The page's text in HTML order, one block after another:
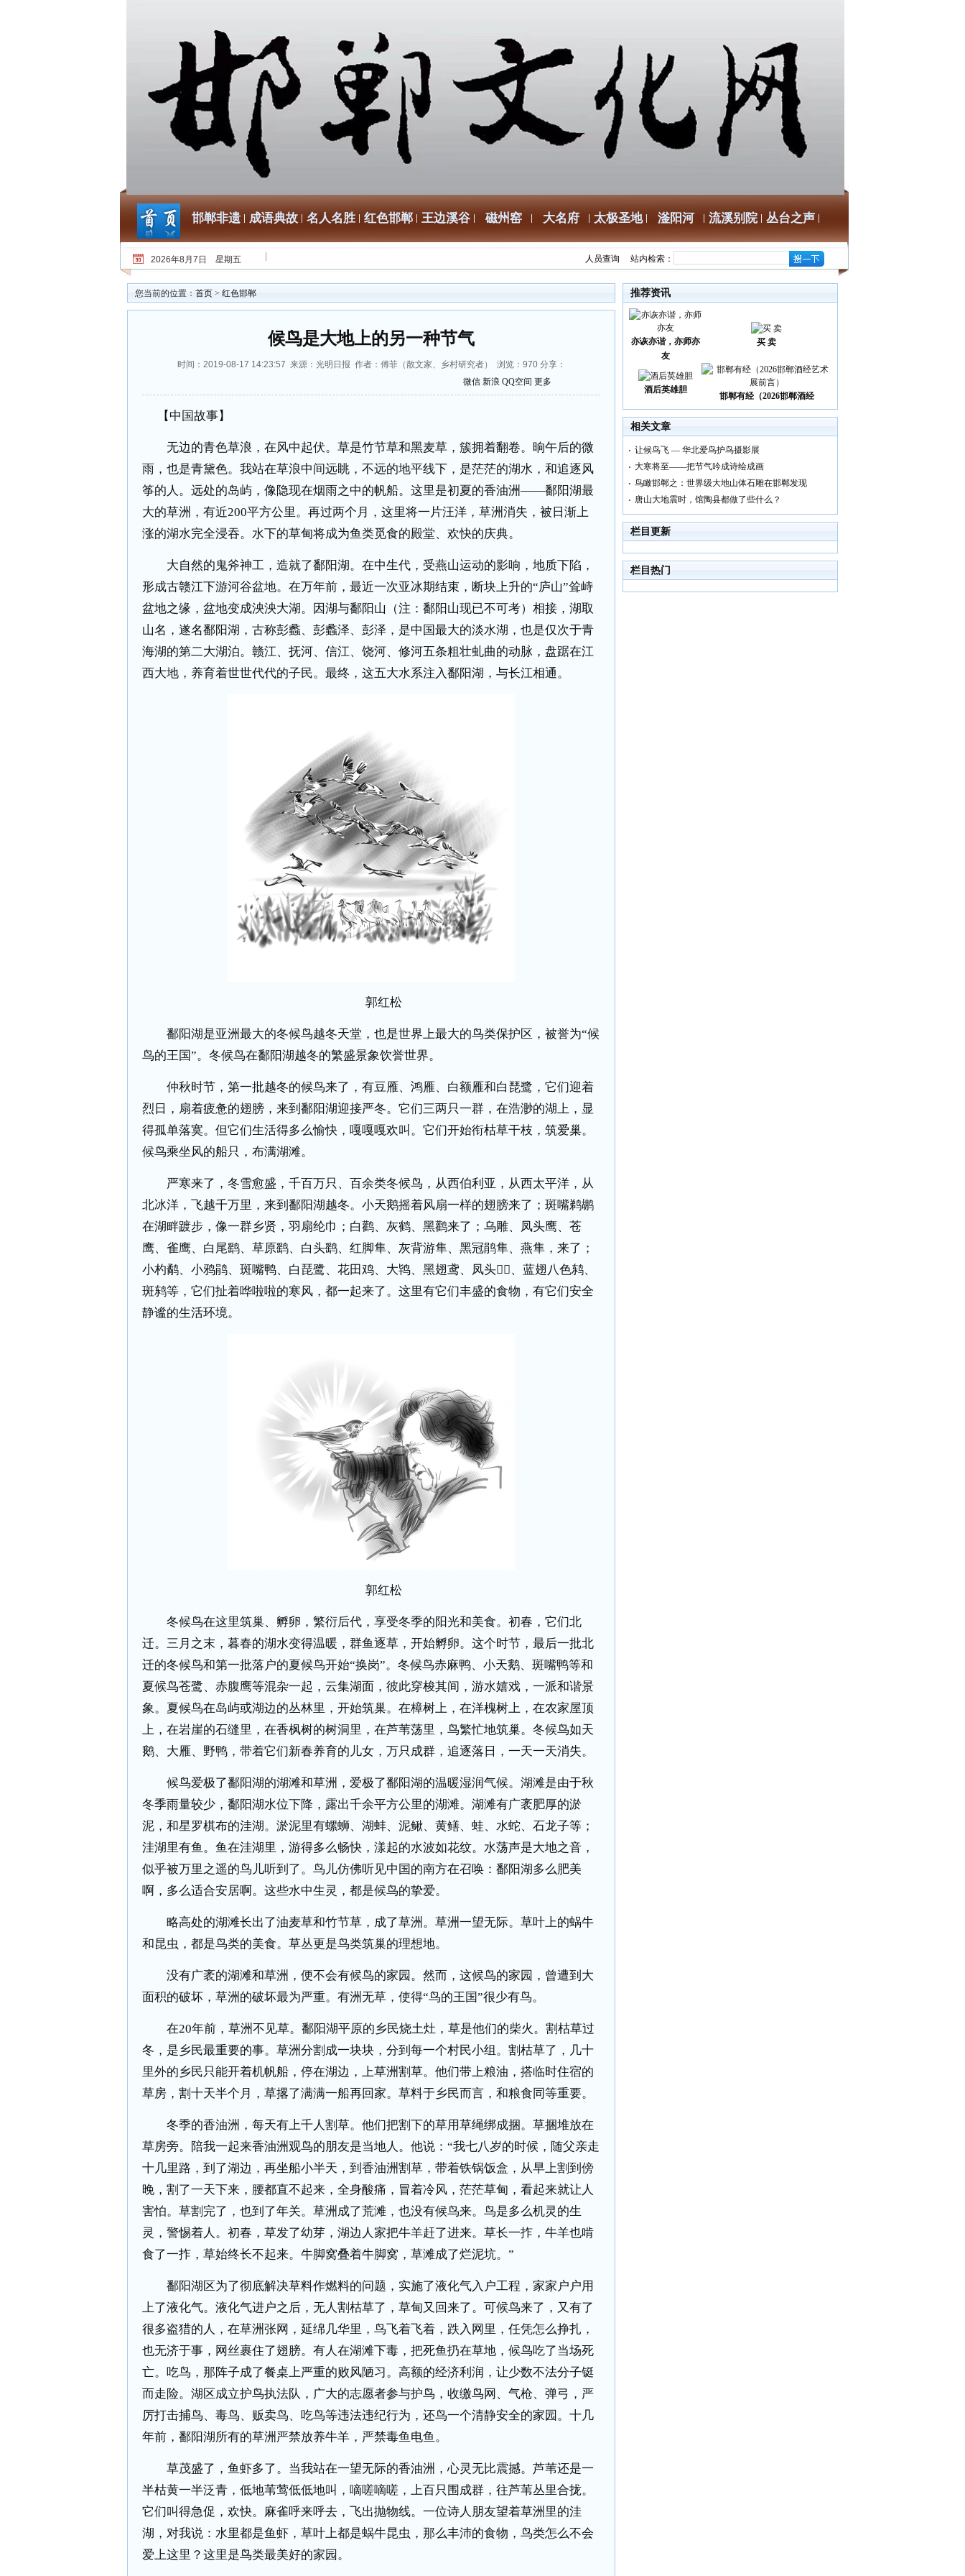
邯郸非遗 成语典故 名人名胜 红色邯郸 王边溪谷 磁州窑 大名府 太极圣地 滏阳河 流溪别院 丛台之声
2026年8月7日 星期五 人员查询 站内检索：
您当前的位置： 首页 > 红色邯郸
候鸟是大地上的另一种节气
时间：2019-08-17 14:23:57 来源：光明日报 作者：傅菲（散文家、乡村研究者） 浏览： 970 分享：
微信 新浪 QQ空间 更多
【中国故事】
无边的青色草浪，在风中起伏。草是竹节草和黑麦草，簇拥着翻卷。晌午后的微
雨，也是青黛色。我站在草浪中间远眺，不远的地平线下，是茫茫的湖水，和追逐风
筝的人。远处的岛屿，像隐现在烟雨之中的帆船。这里是初夏的香油洲——鄱阳湖最
大的草洲，有近200平方公里。再过两个月，这里将一片汪洋，草洲消失，被日渐上
涨的湖水完全浸吞。水下的草甸将成为鱼类觅食的殿堂、欢快的庆典。
大自然的鬼斧神工，造就了鄱阳湖。在中生代，受燕山运动的影响，地质下陷，
形成古赣江下游河谷盆地。在万年前，最近一次亚冰期结束，断块上升的“庐山”耸峙
盆地之缘，盆地变成泱泱大湖。因湖与鄱阳山（注：鄱阳山现已不可考）相接，湖取
山名，遂名鄱阳湖，古称彭蠡、彭蠡泽、彭泽，是中国最大的淡水湖，也是仅次于青
海湖的第二大湖泊。赣江、抚河、信江、饶河、修河五条粗壮虬曲的动脉，盘踞在江
西大地，养育着世世代代的子民。最终，这五大水系注入鄱阳湖，与长江相通。
郭红松
鄱阳湖是亚洲最大的冬候鸟越冬天堂，也是世界上最大的鸟类保护区，被誉为“候
鸟的王国”。冬候鸟在鄱阳湖越冬的繁盛景象饮誉世界。
仲秋时节，第一批越冬的候鸟来了，有豆雁、鸿雁、白额雁和白琵鹭，它们迎着
烈日，扇着疲惫的翅膀，来到鄱阳湖迎接严冬。它们三两只一群，在浩渺的湖上，显
得孤单落寞。但它们生活得多么愉快，嘎嘎嘎欢叫。它们开始衔枯草干枝，筑爱巢。
候鸟乘坐风的船只，布满湖滩。
严寒来了，冬雪愈盛，千百万只、百余类冬候鸟，从西伯利亚，从西太平洋，从
北冰洋，飞越千万里，来到鄱阳湖越冬。小天鹅摇着风扇一样的翅膀来了；斑嘴鹈鹕
在湖畔踱步，像一群乡贤，羽扇纶巾；白鹳、灰鹤、黑鹳来了；乌雕、凤头鹰、苍
鹰、雀鹰、白尾鹞、草原鹞、白头鹞、红脚隼、灰背游隼、黑冠鹃隼、燕隼，来了；
小杓鹬、小鸦鹃、斑嘴鸭、白琵鹭、花田鸡、大鸨、黑翅鸢、凤头、蓝翅八色鸫、
斑鸫等，它们扯着哗啦啦的寒风，都一起来了。这里有它们丰盛的食物，有它们安全
静谧的生活环境。
郭红松
冬候鸟在这里筑巢、孵卵，繁衍后代，享受冬季的阳光和美食。初春，它们北
迁。三月之末，暮春的湖水变得温暖，群鱼逐草，开始孵卵。这个时节，最后一批北
迁的冬候鸟和第一批落户的夏候鸟开始“换岗”。冬候鸟赤麻鸭、小天鹅、斑嘴鸭等和
夏候鸟苍鹭、赤腹鹰等混杂一起，云集湖面，彼此穿梭其间，游水嬉戏，一派和谐景
象。夏候鸟在岛屿或湖边的丛林里，开始筑巢。在樟树上，在洋槐树上，在农家屋顶
上，在岩崖的石缝里，在香枫树的树洞里，在芦苇荡里，鸟繁忙地筑巢。冬候鸟如天
鹅、大雁、野鸭，带着它们新春养育的儿女，万只成群，追逐落日，一天一天消失。
候鸟爱极了鄱阳湖的湖滩和草洲，爱极了鄱阳湖的温暖湿润气候。湖滩是由于秋
冬季雨量较少，鄱阳湖水位下降，露出千余平方公里的湖滩。湖滩有广袤肥厚的淤
泥，和星罗棋布的洼湖。淤泥里有螺蛳、湖蚌、泥鳅、黄鳝、蛙、水蛇、石龙子等；
洼湖里有鱼。鱼在洼湖里，游得多么畅快，漾起的水波如花纹。水荡声是大地之音，
似乎被万里之遥的鸟儿听到了。鸟儿仿佛听见中国的南方在召唤：鄱阳湖多么肥美
啊，多么适合安居啊。这些水中生灵，都是候鸟的挚爱。
略高处的湖滩长出了油麦草和竹节草，成了草洲。草洲一望无际。草叶上的蜗牛
和昆虫，都是鸟类的美食。草丛更是鸟类筑巢的理想地。
没有广袤的湖滩和草洲，便不会有候鸟的家园。然而，这候鸟的家园，曾遭到大
面积的破坏，草洲的破坏最为严重。有洲无草，使得“鸟的王国”很少有鸟。
在20年前，草洲不见草。鄱阳湖平原的乡民烧土灶，草是他们的柴火。割枯草过
冬，是乡民最重要的事。草洲分割成一块块，分到每一个村民小组。割枯草了，几十
里外的乡民只能开着机帆船，停在湖边，上草洲割草。他们带上粮油，搭临时住宿的
草房，割十天半个月，草撂了满满一船再回家。草料于乡民而言，和粮食同等重要。
冬季的香油洲，每天有上千人割草。他们把割下的草用草绳绑成捆。草捆堆放在
草房旁。陪我一起来香油洲观鸟的朋友是当地人。他说：“我七八岁的时候，随父亲走
十几里路，到了湖边，再坐船小半天，到香油洲割草，带着铁锅饭盒，从早上割到傍
晚，割了一天下来，腰都直不起来，全身酸痛，冒着冷风，茫茫草甸，看起来就让人
害怕。草割完了，也到了年关。草洲成了荒滩，也没有候鸟来。鸟是多么机灵的生
灵，警惕着人。初春，草发了幼芽，湖边人家把牛羊赶了进来。草长一拃，牛羊也啃
食了一拃，草始终长不起来。牛脚窝叠着牛脚窝，草滩成了烂泥坑。”
鄱阳湖区为了彻底解决草料作燃料的问题，实施了液化气入户工程，家家户户用
上了液化气。液化气进户之后，无人割枯草了，草甸又回来了。可候鸟来了，又有了
很多盗猎的人，在草洲张网，延绵几华里，鸟飞着飞着，跌入网里，任凭怎么挣扎，
也无济于事，网丝裹住了翅膀。有人在湖滩下毒，把死鱼扔在草地，候鸟吃了当场死
亡。吃鸟，那阵子成了餐桌上严重的败风陋习。高额的经济利润，让少数不法分子铤
而走险。湖区成立护鸟执法队，广大的志愿者参与护鸟，收缴鸟网、气枪、弹弓，严
厉打击捕鸟、毒鸟、贩卖鸟、吃鸟等违法违纪行为，还鸟一个清静安全的家园。十几
年前，鄱阳湖所有的草洲严禁放养牛羊，严禁毒鱼电鱼。
草茂盛了，鱼虾多了。当我站在一望无际的香油洲，心灵无比震撼。芦苇还是一
半枯黄一半泛青，低地苇莺低低地叫，嘀嗟嘀嗟，上百只围成群，往芦苇丛里合拢。
它们叫得急促，欢快。麻雀呼来呼去，飞出抛物线。一位诗人朋友望着草洲里的洼
湖，对我说：水里都是鱼虾，草叶上都是蜗牛昆虫，那么丰沛的食物，鸟类怎么不会
爱上这里？这里是鸟类最美好的家园。
推荐资讯
亦诙亦谐，亦师亦
友
买 卖
酒后英雄胆
邯郸有经（2026邯郸酒经
相关文章
让候鸟飞 — 华北爱鸟护鸟摄影展
大寒将至——把节气吟成诗绘成画
鸟瞰邯郸之：世界级大地山体石雕在邯郸发现
唐山大地震时，馆陶县都做了些什么？
栏目更新
栏目热门